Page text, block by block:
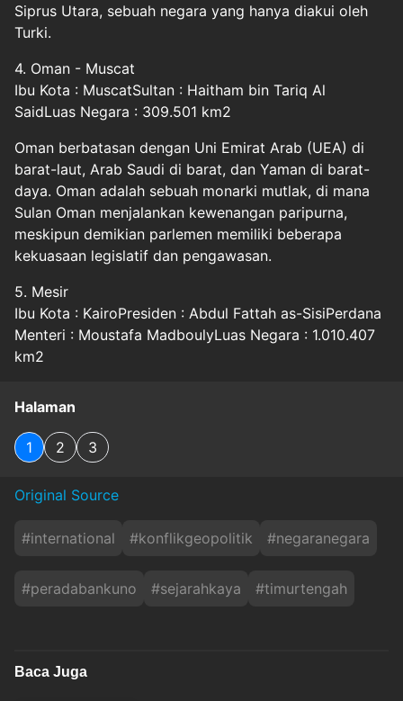
Siprus Utara, sebuah negara yang hanya diakui oleh
Turki.
4. Oman - Muscat
Ibu Kota : MuscatSultan : Haitham bin Tariq Al
SaidLuas Negara : 309.501 km2
Oman berbatasan dengan Uni Emirat Arab (UEA) di
barat-laut, Arab Saudi di barat, dan Yaman di barat-
daya. Oman adalah sebuah monarki mutlak, di mana
Sulan Oman menjalankan kewenangan paripurna,
meskipun demikian parlemen memiliki beberapa
kekuasaan legislatif dan pengawasan.
5. Mesir
Ibu Kota : KairoPresiden : Abdul Fattah as-SisiPerdana
Menteri : Moustafa MadboulyLuas Negara : 1.010.407
km2
Halaman
1 2 3
Original Source
#international #konflikgeopolitik #negaranegara
#peradabankuno #sejarahkaya #timurtengah
Baca Juga